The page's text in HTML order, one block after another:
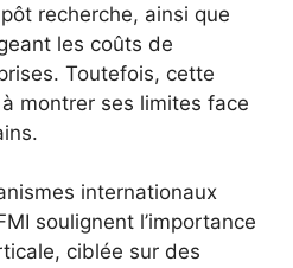
recherche, ainsi que
les coûts de
Toutefois, cette
montrer ses limites face
internationaux
soulignent l’importance
ciblée sur des